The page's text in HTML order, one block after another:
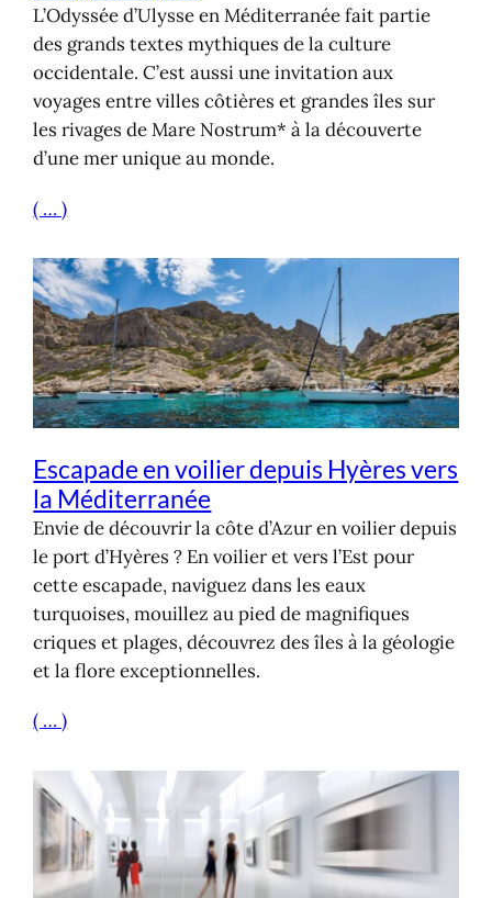
L’Odyssée d’Ulysse en Méditerranée fait partie
des grands textes mythiques de la culture
occidentale. C’est aussi une invitation aux
voyages entre villes côtières et grandes îles sur
les rivages de Mare Nostrum* à la découverte
d’une mer unique au monde.
( … )
Escapade en voilier depuis Hyères vers
la Méditerranée
Envie de découvrir la côte d’Azur en voilier depuis
le port d’Hyères ? En voilier et vers l’Est pour
cette escapade, naviguez dans les eaux
turquoises, mouillez au pied de magnifiques
criques et plages, découvrez des îles à la géologie
et la flore exceptionnelles.
( … )